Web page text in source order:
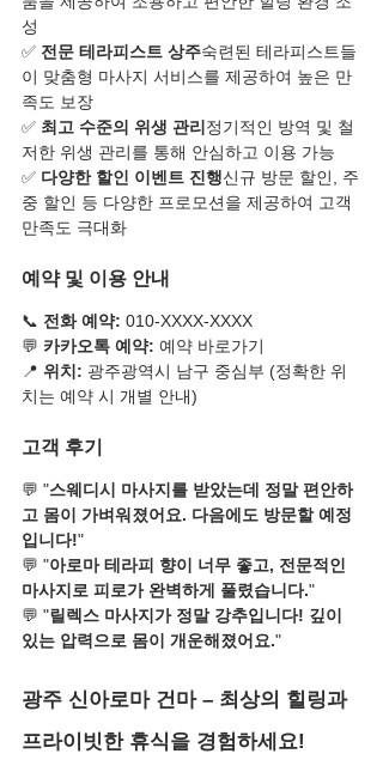
성
✅ 전문 테라피스트 상주숙련된 테라피스트들
이 맞춤형 마사지 서비스를 제공하여 높은 만
족도 보장
✅ 최고 수준의 위생 관리 정기적인 방역 및 철
저한 위생 관리를 통해 안심하고 이용 가능
✅ 다양한 할인 이벤트 진행신규 방문 할인, 주
중 할인 등 다양한 프로모션을 제공하여 고객
만족도 극대화
예약 및 이용 안내
📞 전화 예약: 010-XXXX-XXXX
💬 카카오톡 예약: 예약 바로가기
📍 위치: 광주광역시 남구 중심부 (정확한 위
치는 예약 시 개별 안내)
고객 후기
💬 "스웨디시 마사지를 받았는데 정말 편안하
고 몸이 가벼워졌어요. 다음에도 방문할 예정
입니다!"
💬 "아로마 테라피 향이 너무 좋고, 전문적인
마사지로 피로가 완벽하게 풀렸습니다."
💬 "릴렉스 마사지가 정말 강추입니다! 깊이
있는 압력으로 몸이 개운해졌어요."
광주 신아로마 건마 – 최상의 힐링과
프라이빗한 휴식을 경험하세요!